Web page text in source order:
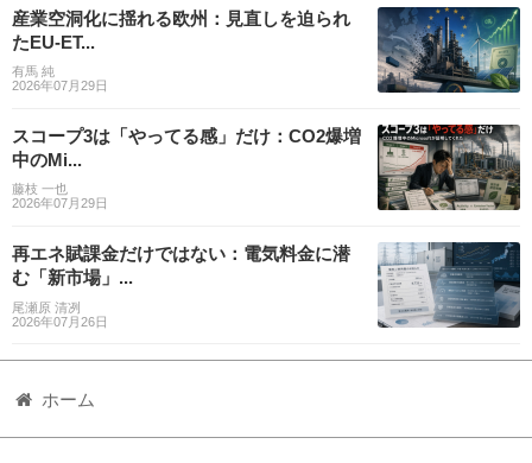
産業空洞化に揺れる欧州：見直しを迫られ
たEU-ET...
有馬 純
2026年07月29日
スコープ3は「やってる感」だけ：CO2爆増
中のMi...
藤枝 一也
2026年07月29日
再エネ賦課金だけではない：電気料金に潜
む「新市場」...
尾瀬原 清冽
2026年07月26日
ホーム